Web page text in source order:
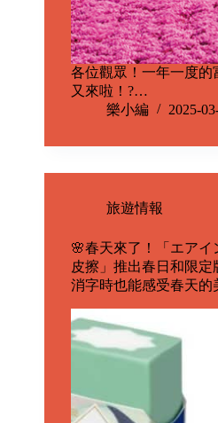
各位觀眾！一年一度的
又來啦！?…
樂小編
2025-
旅遊情報
🌸春天來了！「エアイ
皮擦」推出春日和限定
消字時也能感受春天的